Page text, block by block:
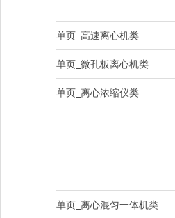
单页_高速离心机类
单页_微孔板离心机类
单页_离心浓缩仪类
单页_离心混匀一体机类